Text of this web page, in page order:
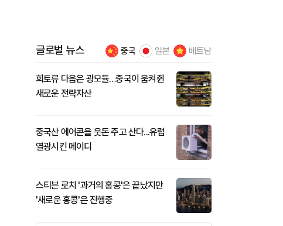
글로벌 뉴스 중국 일본 베트남
희토류 다음은 광모듈…중국이 움켜쥔
새로운 전략자산
중국산 에어콘을 웃돈 주고 산다...유럽
열광시킨 메이디
스티븐 로치 '과거의 홍콩'은 끝났지만
'새로운 홍콩'은 진행중